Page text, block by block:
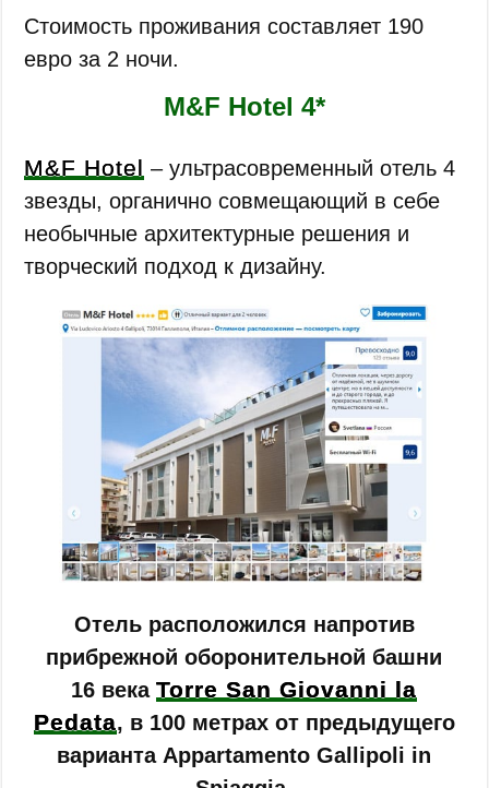
Стоимость проживания составляет 190
евро за 2 ночи.
M&F Hotel 4*
M&F Hotel ‒ ультрасовременный отель 4
звезды, органично совмещающий в себе
необычные архитектурные решения и
творческий подход к дизайну.
Отель расположился напротив
прибрежной оборонительной башни
16 векаTorre San Giovanni la
Pedata, в 100 метрах от предыдущего
варианта Appartamento Gallipoli in